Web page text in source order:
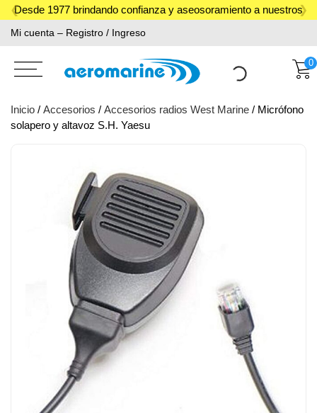
SkipDesde 1977 brindando confianza y aseosoramiento a nuestros
clientes.
Mi cuenta – Registro / Ingreso
0
Inicio / Accesorios / Accesorios radios West Marine / Micrófono
solapero y altavoz S.H. Yaesu